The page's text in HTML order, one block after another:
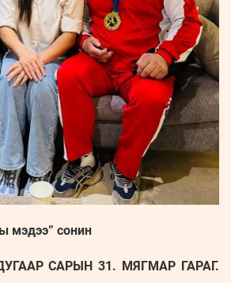
мэдээ” сонин
САРЫН 31. МЯГМАР ГАРАГ.